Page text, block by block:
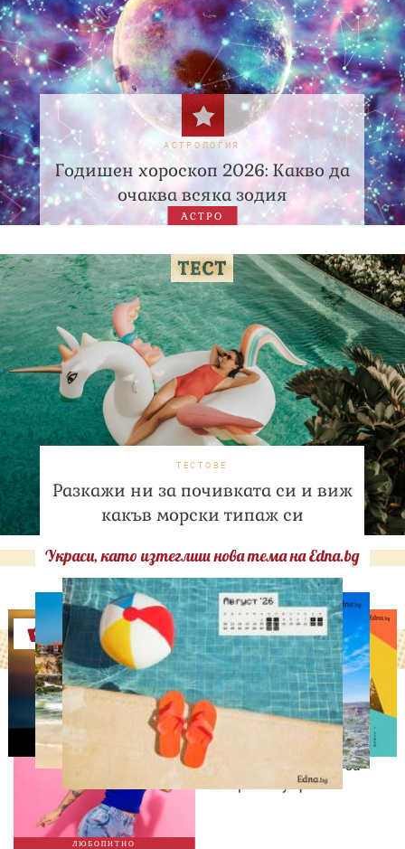
АСТРОЛОГИЯ
Годишен хороскоп 2026: Какво да
очаква всяка зодия
АСТРО
ТЕСТОВЕ
Разкажи ни за почивката си и виж
какъв морски типаж си
Украси, като изтеглиш нова тема на Edna.bg
Оферти
ЛЮБОПИТНО
МОДА И КРАСОТА
Край на високите токчета
и дамските чанти? Gen Z
променя правилата за
вечерния аутфит